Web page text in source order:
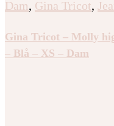
Dam, Gina Tricot,
Gina Tricot – Molly
– Blå – XS – Dam